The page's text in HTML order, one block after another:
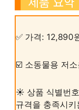
✅ 가격: 12,890
☑️ 소동물용 저
☀️ 상품 식별번
규격을 충족시